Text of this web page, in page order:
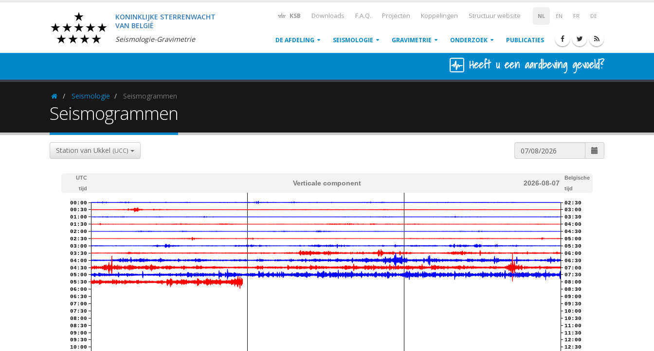
KONINKLIJKE STERRENWACHT
VAN BELGIË
Seismologie-Gravimetrie
NL EN FR DE
KSB Downloads F.A.Q. Projecten Koppelingen Structuur website
DE AFDELING SEISMOLOGIE GRAVIMETRIE ONDERZOEK PUBLICATIES
Heeft u een aardbeving gevoeld?
HomepageSeismologie Seismogrammen
Seismogrammen
Station van Ukkel (UCC)
UTC
tijd
Verticale component 2026-08-07
Belgische
tijd
00:00
00:30
01:00
01:30
02:00
02:30
03:00
03:30
04:00
04:30
05:00
05:30
06:00
06:30
07:00
07:30
08:00
08:30
09:00
09:30
10:00
02:30
03:00
03:30
04:00
04:30
05:00
05:30
06:00
06:30
07:00
07:30
08:00
08:30
09:00
09:30
10:00
10:30
11:00
11:30
12:00
12:30